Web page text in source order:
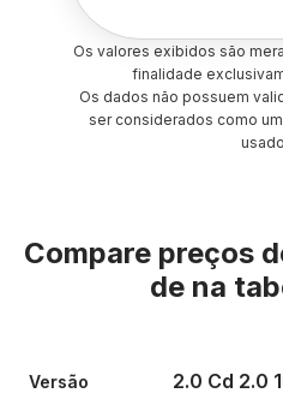
Os valores exibidos são
finalidade
Os dados não possuem
ser considerados como
Compare preços
de na
Versão 2.0 Cd 2.0